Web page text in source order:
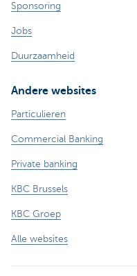
Sponsoring
Jobs
Duurzaamheid
Andere websites
Particulieren
Commercial Banking
Private banking
KBC Brussels
KBC Groep
Alle websites